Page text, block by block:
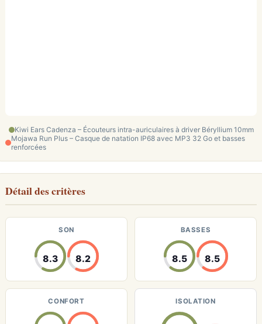
Kiwi Ears Cadenza – Écouteurs intra-auriculaires à driver Béryllium 10mm
Mojawa Run Plus – Casque de natation IP68 avec MP3 32 Go et basses
renforcées
Détail des critères
SON
8.3 8.2
BASSES
8.5 8.5
CONFORT ISOLATION